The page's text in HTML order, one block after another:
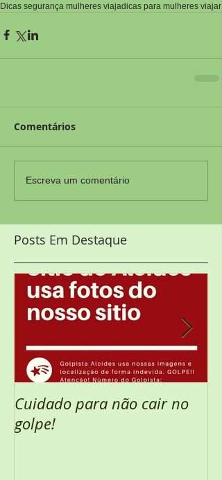
Dicas segurança mulheres viajadicas para mulheres viajar
Comentários
Escreva um comentário
Posts Em Destaque
Cuidado para não cair no
golpe!